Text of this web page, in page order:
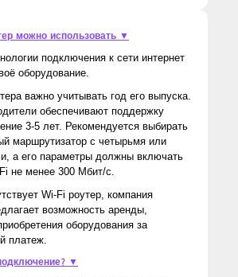
можно использовать ▼
подключения к сети интернет
оборудование.
важно учитывать год его выпуска.
обеспечивают поддержку
3-5 лет. Рекомендуется выбирать
маршрутизатор с четырьмя или
а его параметры должны включать
не менее 300 Мбит/с.
Wi-Fi роутер, компания
возможность аренды,
оборудования за
платеж.
▼